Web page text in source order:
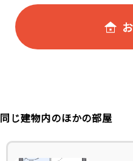
同じ建物内のほかの部屋